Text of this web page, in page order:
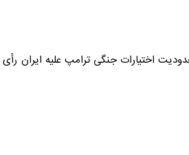
اختیارات جنگیترامپ علیه ایران رأی